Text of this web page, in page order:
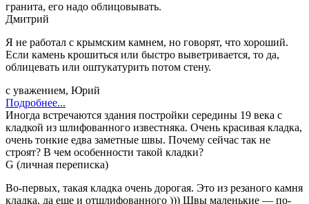
гранита, его надо облицовывать.
Дмитрий
Я не работал с крымским камнем, но говорят, что хороший.
Если камень крошиться или быстро выветривается, то да,
облицевать или оштукатурить потом стену.
с уважением, Юрий
Подробнее...
Иногда встречаются здания постройки середины 19 века с
кладкой из шлифованного известняка. Очень красивая кладка,
очень тонкие едва заметные швы. Почему сейчас так не
строят? В чем особенности такой кладки?
G (личная переписка)
Во-первых, такая кладка очень дорогая. Это из резаного камня
кладка, да еще и отшлифованного ))) Швы маленькие — по-